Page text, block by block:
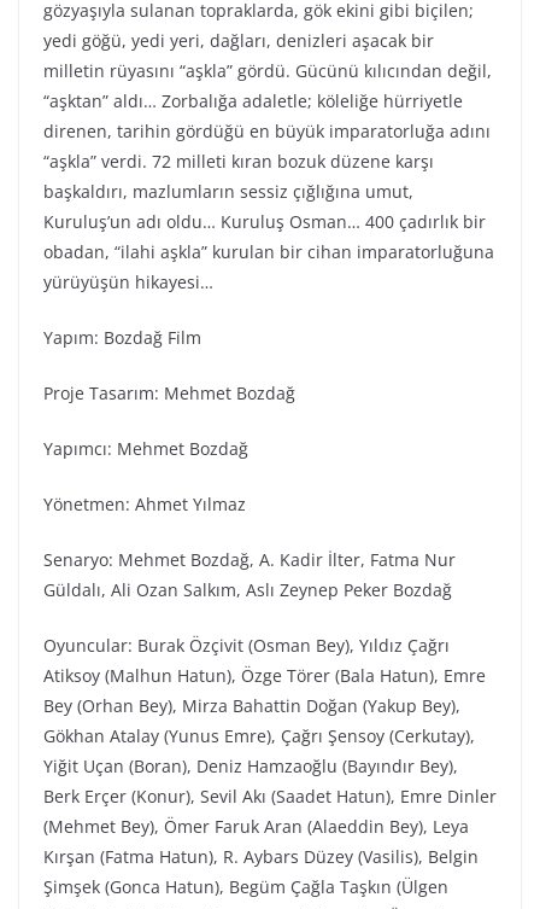
gözyaşıyla sulanan topraklarda, gök ekini gibi biçilen;
yedi göğü, yedi yeri, dağları, denizleri aşacak bir
milletin rüyasını “aşkla” gördü. Gücünü kılıcından değil,
“aşktan” aldı… Zorbalığa adaletle; köleliğe hürriyetle
direnen, tarihin gördüğü en büyük imparatorluğa adını
“aşkla” verdi. 72 milleti kıran bozuk düzene karşı
başkaldırı, mazlumların sessiz çığlığına umut,
Kuruluş’un adı oldu… Kuruluş Osman… 400 çadırlık bir
obadan, “ilahi aşkla” kurulan bir cihan imparatorluğuna
yürüyüşün hikayesi…
Yapım: Bozdağ Fi̇lm
Proje Tasarım: Mehmet Bozdağ
Yapımcı: Mehmet Bozdağ
Yönetmen: Ahmet Yılmaz
Senaryo: Mehmet Bozdağ, A. Kadir İlter, Fatma Nur
Güldalı, Ali Ozan Salkım, Aslı Zeynep Peker Bozdağ
Oyuncular: Burak Özçivit (Osman Bey), Yıldız Çağrı
Atiksoy (Malhun Hatun), Özge Törer (Bala Hatun), Emre
Bey (Orhan Bey), Mirza Bahattin Doğan (Yakup Bey),
Gökhan Atalay (Yunus Emre), Çağrı Şensoy (Cerkutay),
Yiğit Uçan (Boran), Deniz Hamzaoğlu (Bayındır Bey),
Berk Erçer (Konur), Sevil Akı (Saadet Hatun), Emre Dinler
(Mehmet Bey), Ömer Faruk Aran (Alaeddin Bey), Leya
Kırşan (Fatma Hatun), R. Aybars Düzey (Vasilis), Belgin
Şimşek (Gonca Hatun), Begüm Çağla Taşkın (Ülgen